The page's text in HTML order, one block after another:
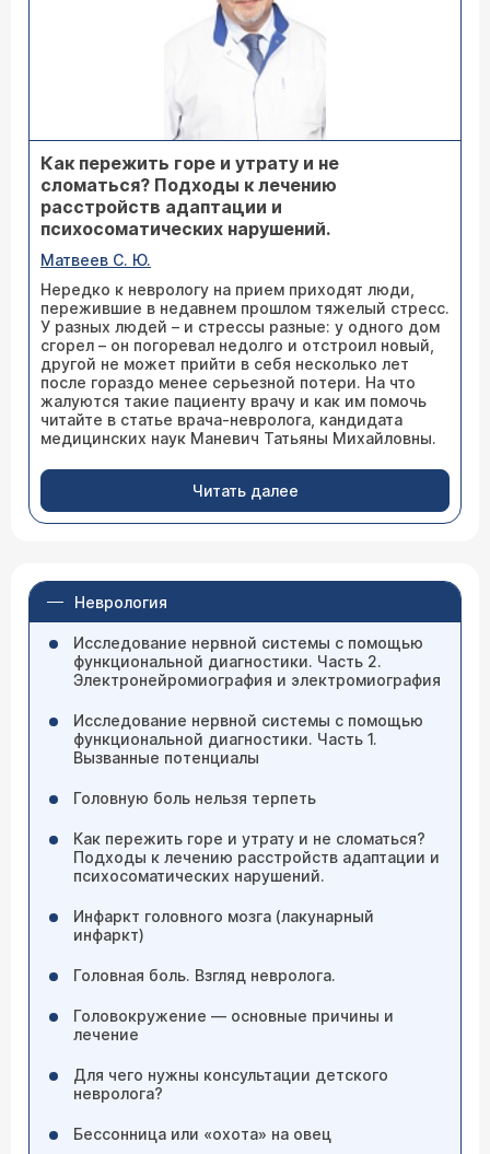
Как пережить горе и утрату и не
сломаться? Подходы к лечению
расстройств адаптации и
психосоматических нарушений.
Матвеев С. Ю.
Нередко к неврологу на прием приходят люди,
пережившие в недавнем прошлом тяжелый стресс.
У разных людей – и стрессы разные: у одного дом
сгорел – он погоревал недолго и отстроил новый,
другой не может прийти в себя несколько лет
после гораздо менее серьезной потери. На что
жалуются такие пациенту врачу и как им помочь
читайте в статье врача-невролога, кандидата
медицинских наук Маневич Татьяны Михайловны.
Читать далее
Неврология
Исследование нервной системы с помощью
функциональной диагностики. Часть 2.
Электронейромиография и электромиография
Исследование нервной системы с помощью
функциональной диагностики. Часть 1.
Вызванные потенциалы
Головную боль нельзя терпеть
Как пережить горе и утрату и не сломаться?
Подходы к лечению расстройств адаптации и
психосоматических нарушений.
Инфаркт головного мозга (лакунарный
инфаркт)
Головная боль. Взгляд невролога.
Головокружение — основные причины и
лечение
Для чего нужны консультации детского
невролога?
Бессонница или «охота» на овец